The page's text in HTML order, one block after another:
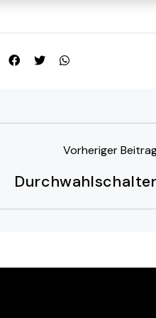
Vorheriger
Durchwahlschalter